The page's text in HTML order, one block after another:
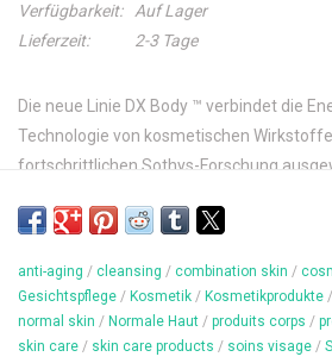
Verfügbarkeit:
Auf Lager
Lieferzeit:
2-3 Tage
Die neue Linie DX Body ™ verbindet die
Technologie von kosmetischen
fortschrittlichen Sothys-Forschung
Natur vereint.
Entdecken Sie die
eine Ikone von Sothys!
anti-aging / cleansing / combination skin /
Gesichtspflege / Kosmetik / Kosmetikprodukte /
normal skin / Normale Haut / produits corps /
skin care / skin care products / soins visage /